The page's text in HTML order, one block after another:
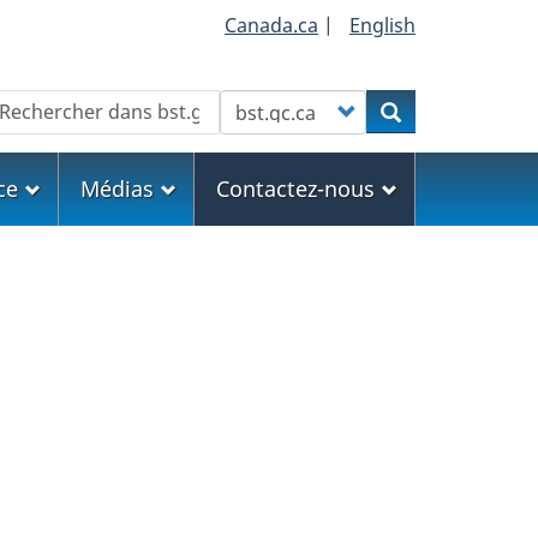
Canada.ca | English
Customize your searchRechercher
Médias Contactez-nous